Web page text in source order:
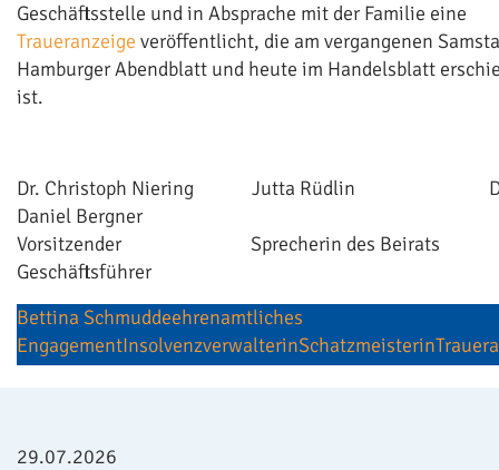
Geschäftsstelle und in Absprache mit der Familie eine
Traueranzeige veröffentlicht, die am vergangenen
Hamburger Abendblatt und heute im Handelsblatt
ist.
Dr. Christoph Niering Jutta Rüdlin
Daniel Bergner
Vorsitzender Sprecherin des Beirats
Geschäftsführer
Bettina Schmuddeehrenamtliches
EngagementInsolvenzverwalterinSchatzmeisterin
29.07.2026